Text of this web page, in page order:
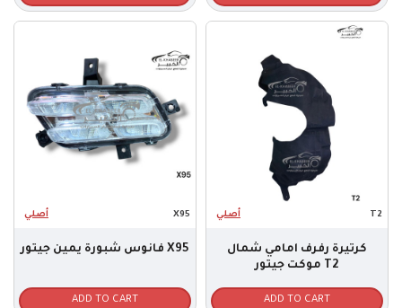
أصلي X95
فانوس شبورة يمين جيتور X95
ADD TO CART
أصلي T2
كرتيرة رفرف امامي شمال
موكت جيتور T2
ADD TO CART